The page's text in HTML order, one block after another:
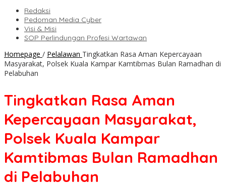
Redaksi
Pedoman Media Cyber
Visi & Misi
SOP Perlindungan Profesi Wartawan
Homepage / Pelalawan Tingkatkan Rasa Aman Kepercayaan
Masyarakat, Polsek Kuala Kampar Kamtibmas Bulan Ramadhan di
Pelabuhan
Tingkatkan Rasa Aman
Kepercayaan Masyarakat,
Polsek Kuala Kampar
Kamtibmas Bulan Ramadhan
di Pelabuhan